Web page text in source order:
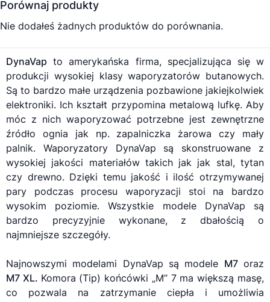
Porównaj produkty
Nie dodałeś żadnych produktów do porównania.
DynaVap to amerykańska firma, specjalizująca się w
produkcji wysokiej klasywaporyzatorów butanowych.
Są to bardzo małe urządzenia pozbawione jakiejkolwiek
elektroniki. Ich kształt przypomina metalową lufkę. Aby
móc z nich waporyzować potrzebne jest zewnętrzne
źródło ognia jak np. zapalniczka żarowa czy mały
palnik. WaporyzatoryDynaVap są skonstruowane z
wysokiej jakości materiałów takich jak jak stal, tytan
czy drewno. Dzięki temu jakość i ilość otrzymywanej
pary podczas procesu waporyzacji stoi na bardzo
wysokim poziomie. Wszystkie modele DynaVap są
bardzo precyzyjnie wykonane, z dbałością o
najmniejsze szczegóły.
Najnowszymi modelami DynaVap są modele M7oraz
M7 XL. Komora (Tip) końcówki „M” 7 ma większą masę,
co pozwala na zatrzymanie ciepła i umożliwia